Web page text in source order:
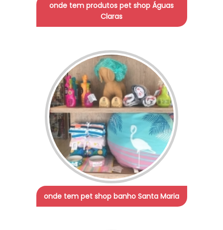
onde tem produtos pet shop Águas
Claras
onde tem pet shop banho Santa Maria